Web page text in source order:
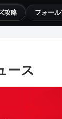
攻略 フォー
ース